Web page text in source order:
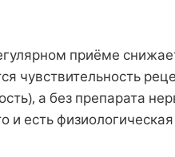
приёме
чувствительность
а без препарата
и есть